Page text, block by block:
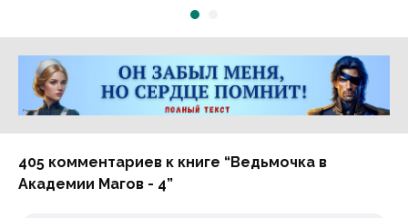
Реклама 16+ АО «ЛитГород»
405 комментариев к книге “Ведьмочка в
Академии Магов - 4”